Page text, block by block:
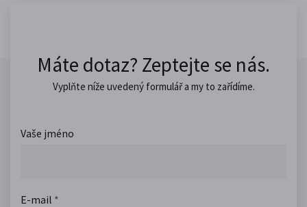
Máte dotaz? Zeptejte se nás.
Vyplňte níže uvedený formulář a my to zařídíme.
Vaše jméno
E-mail *